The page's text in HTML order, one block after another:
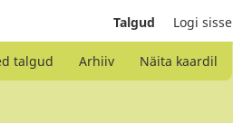
Talgud Logi sisse
talgud Arhiiv Näita kaardil